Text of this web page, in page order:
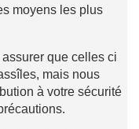
moyens les plus
que celles ci
mais nous
à votre sécurité